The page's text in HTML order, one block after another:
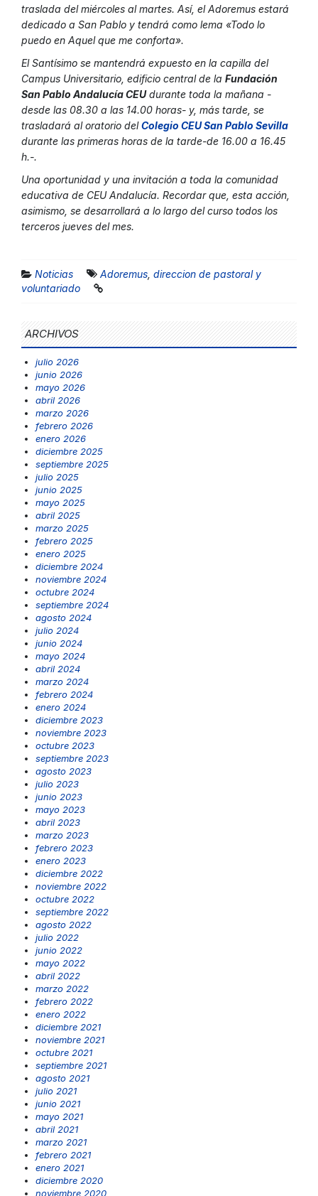
traslada del miércoles al martes. Así, el Adoremus estará
dedicado a San Pablo y tendrá como lema «Todo lo
puedo en Aquel que me conforta».
El Santísimo se mantendrá expuesto en la capilla del
Campus Universitario, edificio central de la Fundación
San Pablo Andalucía CEUdurante toda la mañana -
desde las 08.30 a las 14.00 horas- y, más tarde, se
trasladará al oratorio delColegio CEU San Pablo Sevilla
durante las primeras horas de la tarde-de 16.00 a 16.45
h.-.
Una oportunidad y una invitación a toda la comunidad
educativa de CEU Andalucía. Recordar que, esta acción,
asimismo, se desarrollará a lo largo del curso todos los
terceros jueves del mes.
Noticias Adoremus direccion de pastoral y
voluntariado
ARCHIVOS
julio 2026
junio 2026
mayo 2026
abril 2026
marzo 2026
febrero 2026
enero 2026
diciembre 2025
septiembre 2025
julio 2025
junio 2025
mayo 2025
abril 2025
marzo 2025
febrero 2025
enero 2025
diciembre 2024
noviembre 2024
octubre 2024
septiembre 2024
agosto 2024
julio 2024
junio 2024
mayo 2024
abril 2024
marzo 2024
febrero 2024
enero 2024
diciembre 2023
noviembre 2023
octubre 2023
septiembre 2023
agosto 2023
julio 2023
junio 2023
mayo 2023
abril 2023
marzo 2023
febrero 2023
enero 2023
diciembre 2022
noviembre 2022
octubre 2022
septiembre 2022
agosto 2022
julio 2022
junio 2022
mayo 2022
abril 2022
marzo 2022
febrero 2022
enero 2022
diciembre 2021
noviembre 2021
octubre 2021
septiembre 2021
agosto 2021
julio 2021
junio 2021
mayo 2021
abril 2021
marzo 2021
febrero 2021
enero 2021
diciembre 2020
noviembre 2020